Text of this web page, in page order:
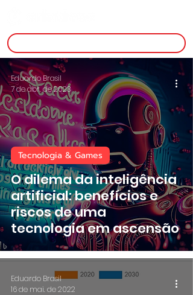
O dilema da inteligência
artificial: benefícios e
riscos de uma
tecnologia em ascensão
Tecnologia & Games
Eduardo Brasil
7 de abr. de 2023
Eduardo Brasil
16 de mai. de 2022